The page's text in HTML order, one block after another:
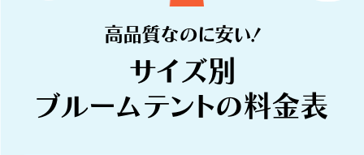
高品質なのに安い！
サイズ別
ブルームテントの料金表